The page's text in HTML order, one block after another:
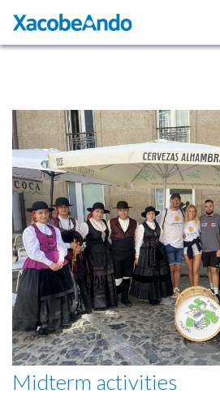
Caminos
Volunteer
Experiences
Exhibition
Login
ENGLISH
Midterm activities